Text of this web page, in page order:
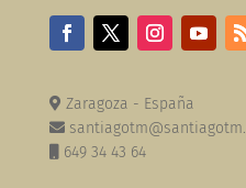
Zaragoza - España
649 34 43 64